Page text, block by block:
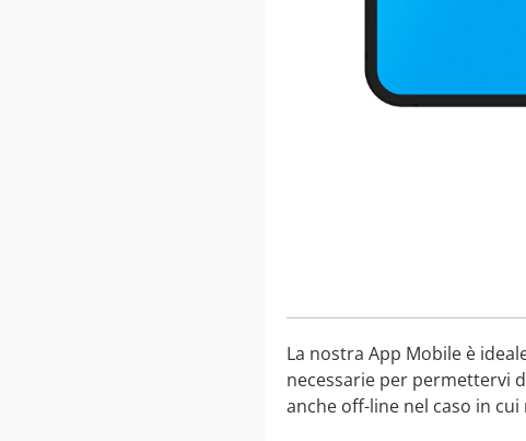
La nostra App Mobile è
necessarie per permettervi
anche off-line nel caso in